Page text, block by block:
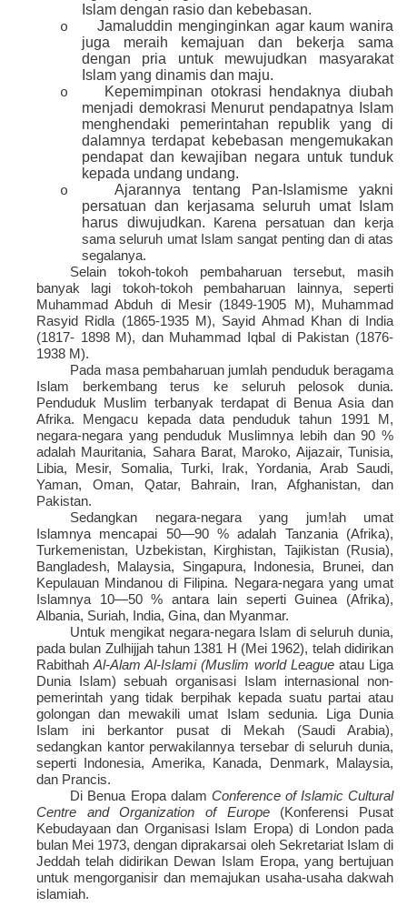
Islam dengan rasio dan kebebasan.
o
Jamaluddin menginginkan agar kaum wanira
juga meraih kemajuan dan bekerja sama
dengan pria untuk mewujudkan masyarakat
Islam yang dinamis dan maju.
o
Kepemimpinan otokrasi hendaknya diubah
menjadi demokrasi Menurut pendapatnya Islam
menghendaki pemerintahan republik yang di
dalamnya terdapat kebebasan mengemukakan
pendapat dan kewajiban negara untuk tunduk
kepada undang undang.
o
Ajarannya tentang Pan-Islamisme yakni
persatuan dan kerjasama seluruh umat Islam
harus diwujudkan.
Karena persatuan dan kerja
sama seluruh umat Islam sangat penting dan di atas
segalanya.
Selain tokoh-tokoh pembaharuan tersebut, masih
banyak lagi tokoh-tokoh pembaharuan lainnya, seperti
Muhammad Abduh di Mesir (1849-1905 M), Muhammad
Rasyid Ridla (1865-1935 M), Sayid Ahmad Khan di India
(1817- 1898 M), dan Muhammad Iqbal di Pakistan (1876-
1938 M).
Pada masa pembaharuan jumlah penduduk beragama
Islam berkembang terus ke seluruh pelosok dunia.
Penduduk Muslim terbanyak terdapat di Benua Asia dan
Afrika. Mengacu kepada data penduduk tahun 1991 M,
negara-negara yang penduduk Muslimnya lebih dan 90 %
adalah Mauritania, Sahara Barat, Maroko, Aijazair, Tunisia,
Libia, Mesir, Somalia, Turki, Irak, Yordania, Arab Saudi,
Yaman, Oman, Qatar, Bahrain, Iran, Afghanistan, dan
Pakistan.
Sedangkan negara-negara yang jum!ah umat
Islamnya mencapai 50—90 % adalah Tanzania (Afrika),
Turkemenistan, Uzbekistan, Kirghistan, Tajikistan (Rusia),
Bangladesh, Malaysia, Singapura, Indonesia, Brunei, dan
Kepulauan Mindanou di Filipina. Negara-negara yang umat
Islamnya 10—50 % antara lain seperti Guinea (Afrika),
Albania, Suriah, India, Gina, dan Myanmar.
Untuk mengikat negara-negara Islam di seluruh dunia,
pada bulan Zulhijjah tahun 1381 H (Mei 1962), telah didirikan
RabithahAl-Alam Al-Islami (Muslim world League atau Liga
Dunia Islam) sebuah organisasi Islam internasional non-
pemerintah yang tidak berpihak kepada suatu partai atau
golongan dan mewakili umat Islam sedunia. Liga Dunia
Islam ini berkantor pusat di Mekah (Saudi Arabia),
sedangkan kantor perwakilannya tersebar di seluruh dunia,
seperti Indonesia, Amerika, Kanada, Denmark, Malaysia,
dan Prancis.
Di Benua Eropa dalam Conference of Islamic Cultural
Centre and Organization of Europe (Konferensi Pusat
Kebudayaan dan Organisasi Islam Eropa) di London pada
bulan Mei 1973, dengan diprakarsai oleh Sekretariat Islam di
Jeddah telah didirikan Dewan Islam Eropa, yang bertujuan
untuk mengorganisir dan memajukan usaha-usaha dakwah
islamiah.